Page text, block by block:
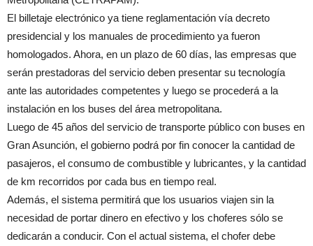
El billetaje electrónico ya tiene reglamentación vía decreto
presidencial y los manuales de procedimiento ya fueron
homologados. Ahora, en un plazo de 60 días, las empresas que
serán prestadoras del servicio deben presentar su tecnología
ante las autoridades competentes y luego se procederá a la
instalación en los buses del área metropolitana.
Luego de 45 años del servicio de transporte público con buses en
Gran Asunción, el gobierno podrá por fin conocer la cantidad de
pasajeros, el consumo de combustible y lubricantes, y la cantidad
de km recorridos por cada bus en tiempo real.
Además, el sistema permitirá que los usuarios viajen sin la
necesidad de portar dinero en efectivo y los choferes sólo se
dedicarán a conducir. Con el actual sistema, el chofer debe